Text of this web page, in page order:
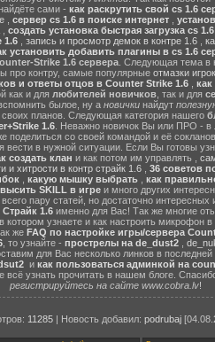
сами - как раскрутить свой cs 1.6
сервер cs 1.6 в поиске интернет
, создать установка быстрая загрузка cs
1.6
запись и просмотр демок в контре 1.6
установить добавить плагины в cs 1.6
Strike 1.6 сервера . Следующая тема в
про контру, самые популярные отмазки
и ответы отцов в Counter Strike 1.6
как и для любителей новичков , так и для
былое, ну а новички найдут
планов. Следующая категория нашего
1.6. Неважно новичок Вы или ПРО - в
поделиться со своей командой и её
вести в нужной ситуации. Если Вы готовы
создать клан и как потом им управлять ,
и хитрости в контр страйк 1.6 36 советов
, какую мышку выбрать, как
SKILL в игреи много других
пару статей, но достаточно
1.6именно для Вас! Так же многие
котором узнаете и как настроить микрофон в
же FAQ по настройке игры/сервера
, то узнайте - прострелы на de_dust2,
для Вас несколько линков в последней
и как пользоваться админкой на
всё узнать прочитать в нашем блоге.
регистрируйтесь на сайте www.cobra.lv!
11285| Новость добавил: podrubaj